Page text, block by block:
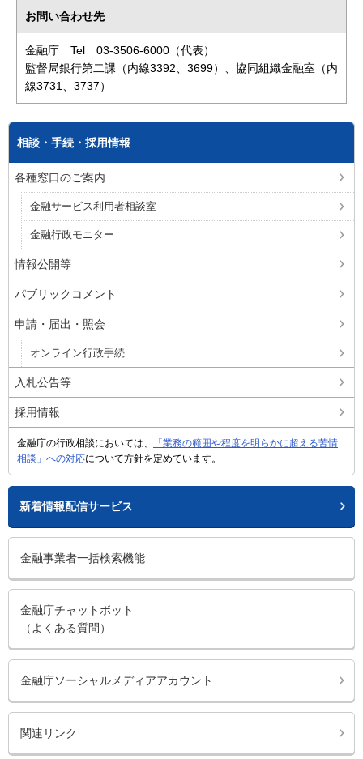
お問い合わせ先
金融庁 Tel 03-3506-6000（代表）
監督局銀行第二課（内線3392、3699）、協同組織金融室（内
線3731、3737）
相談・手続・採用情報
各種窓口のご案内
金融サービス利用者相談室
金融行政モニター
情報公開等
パブリックコメント
申請・届出・照会
オンライン行政手続
入札公告等
採用情報
金融庁の行政相談においては、
「業務の範囲や程度を明らかに超える苦情
相談」への対応について方針を定めています。
新着情報配信サービス
金融事業者一括検索機能
金融庁チャットボット
（よくある質問）
金融庁ソーシャルメディアアカウント
関連リンク